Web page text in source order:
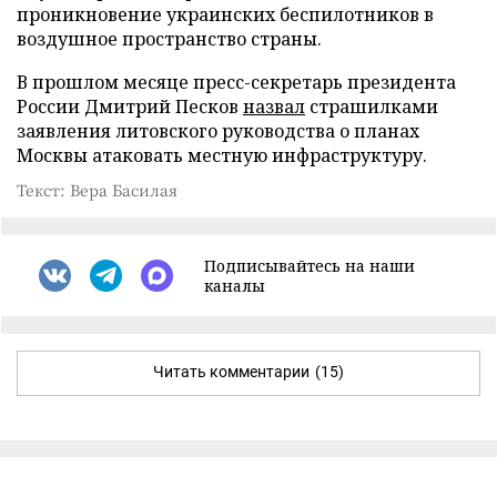
проникновение украинских беспилотников в
воздушное пространство страны.
В прошлом месяце пресс-секретарь президента
России Дмитрий Песков назвал страшилками
заявления литовского руководства о планах
Москвы атаковать местную инфраструктуру.
Текст: Вера Басилая
Подписывайтесь на наши
каналы
Читать комментарии (15)